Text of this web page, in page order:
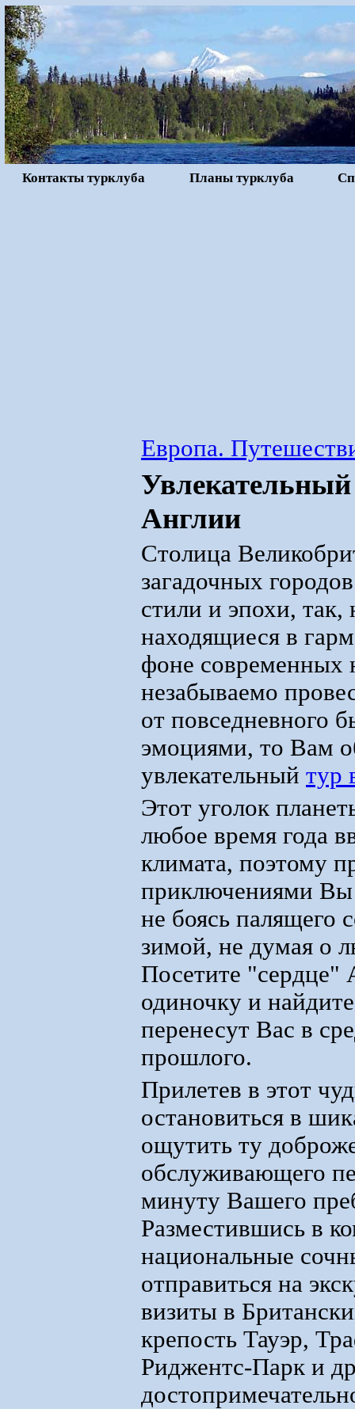
Контакты турклуба Планы турклуба
Европа.
Увлекательный
Англии
Столица
загадочных
стили и эпохи,
находящиеся в
фоне современных
незабываемо
от повседневного
эмоциями, то Вам
увлекательный тур
Этот уголок
любое время года
климата, поэтому
приключениями Вы
не боясь палящего
зимой, не думая о
Посетите "сердце"
одиночку и
перенесут Вас в
прошлого.
Прилетев в этот
остановиться в
ощутить ту
обслуживающего
минуту Вашего
Разместившись в
национальные
отправиться на
визиты в
крепость Тауэр,
Риджентс-Парк и